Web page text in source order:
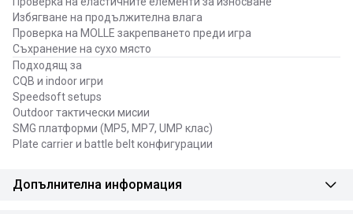
Избягване на продължителна влага
Проверка на MOLLE закрепването преди игра
Съхранение на сухо място
Подходящ за
CQB и indoor игри
Speedsoft setups
Outdoor тактически мисии
SMG платформи (MP5, MP7, UMP клас)
Plate carrier и battle belt конфигурации
Допълнителна информация